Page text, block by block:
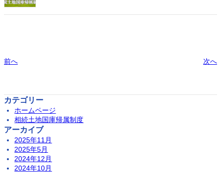
前へ 次へ
カテゴリー
ホームページ
相続土地国庫帰属制度
アーカイブ
2025年11月
2025年5月
2024年12月
2024年10月